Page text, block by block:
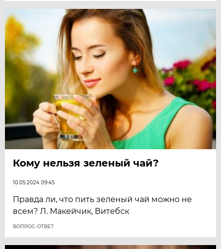
Кому нельзя зеленый чай?
10.05.2024 09:45
Правда ли, что пить зеленый чай можно не
всем? Л. Макейчик, Витебск
ВОПРОС-ОТВЕТ